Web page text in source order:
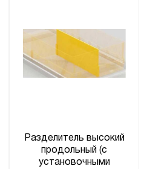
Разделитель высокий
продольный (с
установочными